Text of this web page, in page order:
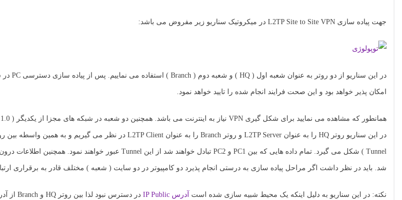
جهت پیاده سازی L2TP Site to Site VPN در میکروتیک سناریو زیر مفروض می باشد:
امکان پذیر خواهد بود و این صحت فرایند انجام شده را تایید خواهد نمود.
Tunnel ) شکل می گیرد. تمام داده هایی که بین PC1 و PC2 تبادل خواهند شد از این Tunnel عبور خواهند نمود. همچنین اطلاعات درون Tunnel
شد. باید در نظر داشت اگر مراحل پیاده سازی به درستی انجام پذیرد دو کامپیوتر در دو سایت ( شعبه ) مختلف قادر به برقراری
نکته: در این سناریو به دلیل اینکه یک محیط شبیه سازی شده است آدرس IP Public